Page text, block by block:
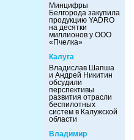
Минцифры
Белгорода закупила
продукцию YADRO
на десятки
миллионов у ООО
«Пчелка»
Калуга
Владислав Шапша
и Андрей Никитин
обсудили
перспективы
развития отрасли
беспилотных
систем в Калужской
области
Владимир